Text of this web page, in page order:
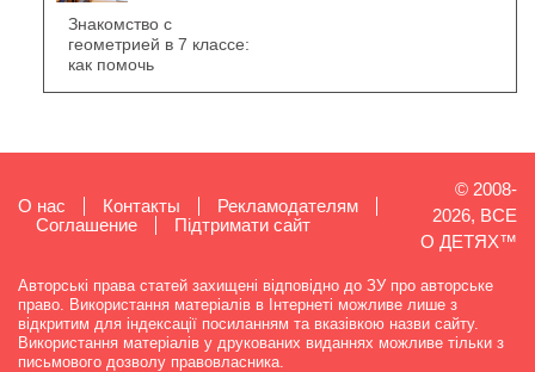
Знакомство с
геометрией в 7 классе:
как помочь
О нас Контакты
Рекламодателям
Cоглашение
Підтримати сайт
© 2008-
2026, ВСЕ
О ДЕТЯХ™
Авторські права статей захищені відповідно до ЗУ про авторське
право. Використання матеріалів в Інтернеті можливе лише з
відкритим для індексації посиланням та вказівкою назви сайту.
Використання матеріалів у друкованих виданнях можливе тільки з
письмового дозволу правовласника.